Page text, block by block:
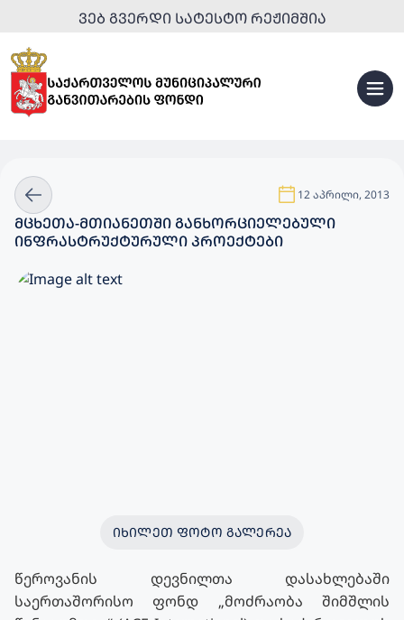
ᲕᲔᲑ ᲒᲕᲔᲠᲓᲘ ᲡᲐᲢᲔᲡᲢᲝ ᲠᲔᲟᲘᲛᲨᲘᲐ
12 აპრილი, 2013
ᲛᲪᲮᲔᲗᲐ-ᲛᲗᲘᲐᲜᲔᲗᲨᲘ ᲒᲐᲜᲮᲝᲠᲪᲘᲔᲚᲔᲑᲣᲚᲘ
ᲘᲜᲤᲠᲐᲡᲢᲠᲣᲥᲢᲣᲠᲣᲚᲘ ᲞᲠᲝᲔᲥᲢᲔᲑᲘ
ᲘᲮᲘᲚᲔᲗ ᲤᲝᲢᲝ ᲒᲐᲚᲔᲠᲔᲐ
წეროვანის დევნილთა დასახლებაში
საერთაშორისო ფონდ „მოძრაობა შიმშლის